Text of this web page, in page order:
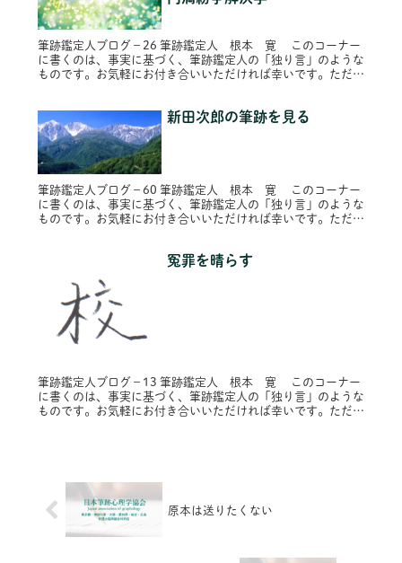
筆跡鑑定人ブログ－26 筆跡鑑定人 根本 寛 このコーナー
に書くのは、事実に基づく、筆跡鑑定人の「独り言」のような
ものです。お気軽にお付き合いいただければ幸いです。ただ
新田次郎の筆跡を見る
筆跡鑑定人ブログ－60 筆跡鑑定人 根本 寛 このコーナー
に書くのは、事実に基づく、筆跡鑑定人の「独り言」のような
ものです。お気軽にお付き合いいただければ幸いです。ただ
冤罪を晴らす
筆跡鑑定人ブログ－13 筆跡鑑定人 根本 寛 このコーナー
に書くのは、事実に基づく、筆跡鑑定人の「独り言」のような
ものです。お気軽にお付き合いいただければ幸いです。ただ
原本は送りたくない